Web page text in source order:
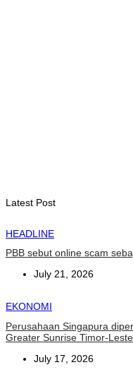
Latest Post
HEADLINE
PBB sebut online scam
July 21, 2026
EKONOMI
Perusahaan Singapura
Greater Sunrise Timor-Leste
July 17, 2026